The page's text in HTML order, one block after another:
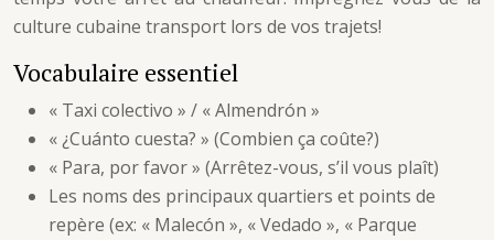
culture cubaine transport lors de vos trajets!
Vocabulaire essentiel
« Taxi colectivo » / « Almendrón »
« ¿Cuánto cuesta? » (Combien ça coûte?)
« Para, por favor » (Arrêtez-vous, s’il vous plaît)
Les noms des principaux quartiers et points de
repère (ex: « Malecón », « Vedado », « Parque